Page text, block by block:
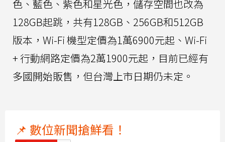
色、藍色、紫色和星光色，儲存空間也改為
128GB起跳，共有128GB、256GB和512GB
版本，Wi-Fi 機型定價為1萬6900元起、Wi-Fi
+ 行動網路定價為2萬1900元起，目前已經有
多國開始販售，但台灣上市日期仍未定。
📌 數位新聞搶鮮看！